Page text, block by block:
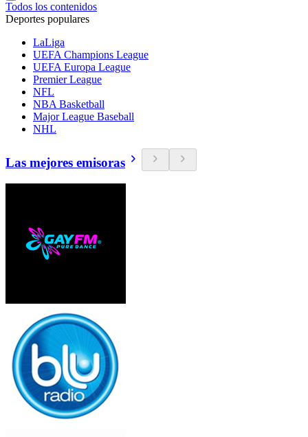
Todos los contenidos
Deportes populares
LaLiga
UEFA Champions League
UEFA Europa League
Premier League
NFL
NBA Basketball
Major League Baseball
NHL
Las mejores emisoras